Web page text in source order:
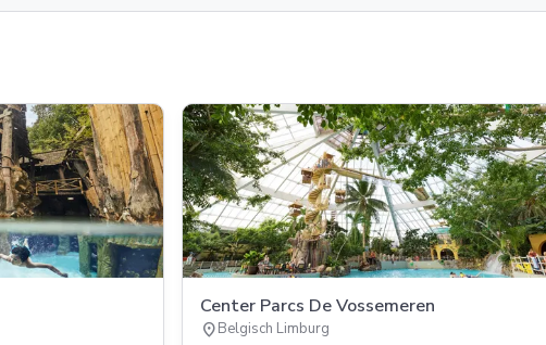
Center Parcs De Vossemeren
location_onBelgisch Limburg